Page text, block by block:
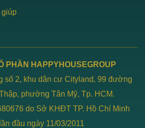
giúp
PHẦN HAPPYHOUSEGROUP
2, khu dân cư Cityland, 99 đường
phường Tân Mỹ, Tp. HCM.
do Sở KHĐT TP. Hồ Chí Minh
đầu ngày 11/03/2011